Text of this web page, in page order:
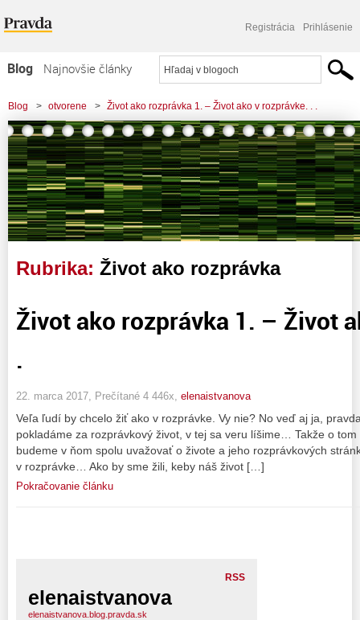
Registrácia Prihlásenie
Blog
Najnovšie články
Najčítanejšie články
Najkomentovanejšie články
Zoznam blogov
Komerčné blogy
Blog > otvorene > Život ako rozprávka 1. – Život ako v rozprávke. . .
Rubrika: Život ako rozprávka
Život ako rozprávka 1. – Život
.
22. marca 2017, Prečítané 4 446x, elenaistvanova
Veľa ľudí by chcelo žiť ako v rozprávke. Vy nie? No veď aj ja,
pokladáme za rozprávkový život, v tej sa veru líšime… Takže o
budeme v ňom spolu uvažovať o živote a jeho rozprávkových
v rozprávke… Ako by sme žili, keby náš život […]
Pokračovanie článku
RSS
elenaistvanova
elenaistvanova.blog.pravda.sk